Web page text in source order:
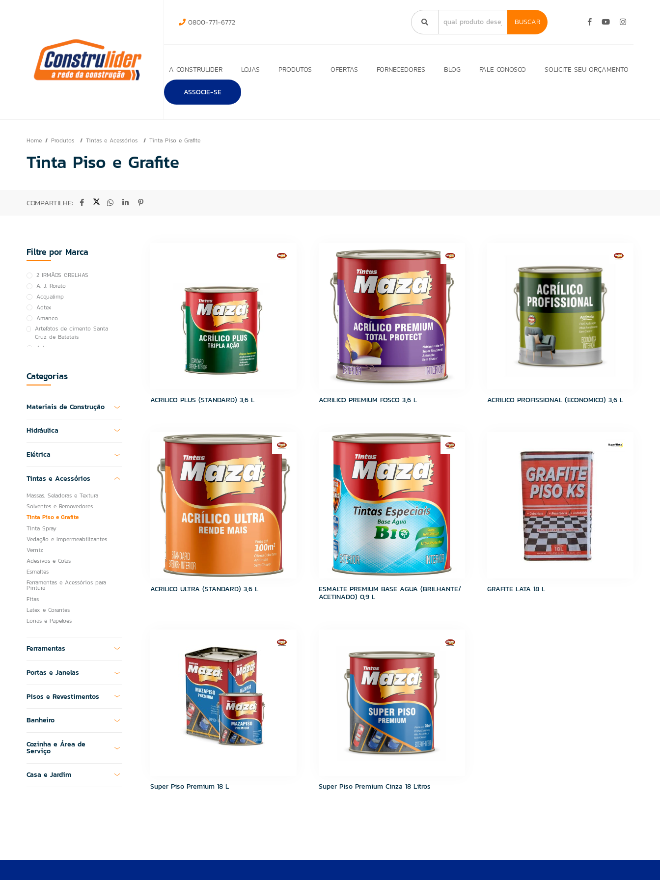
0800-771-6772 BUSCAR
A CONSTRULIDER LOJAS PRODUTOS OFERTAS FORNECEDORES BLOG FALE CONOSCO SOLICITE SEU ORÇAMENTO
ASSOCIE-SE
Home Produtos Tintas e Acessórios Tinta Piso e Grafite
Tinta Piso e Grafite
COMPARTILHE:
Filtre por Marca
2 IRMÃOS GRELHAS
A. J. Rorato
Acqualimp
Adtex
Amanco
Artefatos de cimento Santa
Cruz de Batatais
Astra
Atlas
Cozimax
Delta
FABRINOX
Fame
Fortaleza
Fortlev
Grupo Cedasa
Grupo Cristofoletti
Grupo Embramaco
Grupo HB
Hibra Portas
Icasa
Incopisos
Infibra
Lucasa
MR. LIT
Ramassol
Riobras
Roma Churrasqueiras
Stam
Categorias
Materiais de Construção
Hidráulica
Elétrica
Tintas e Acessórios
Massas, Seladoras e Textura
Solventes e Removedores
Tinta Piso e Grafite
Tinta Spray
Vedação e Impermeabilizantes
Verniz
Adesivos e Colas
Esmaltes
Ferramentas e Acessórios para
Pintura
Fitas
Latex e Corantes
Lonas e Papelões
Ferramentas
Portas e Janelas
Pisos e Revestimentos
Banheiro
Cozinha e Área de
Serviço
Casa e Jardim
ACRILICO PLUS (STANDARD) 3,6 L ACRILICO PREMIUM FOSCO 3,6 L ACRILICO PROFISSIONAL (ECONOMICO) 3,6 L
ACRILICO ULTRA (STANDARD) 3,6 L ESMALTE PREMIUM BASE AGUA (BRILHANTE/
ACETINADO) 0,9 L
GRAFITE LATA 18 L
Super Piso Premium 18 L Super Piso Premium Cinza 18 Litros